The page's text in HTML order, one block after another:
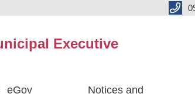
Executive
eGov Notices and